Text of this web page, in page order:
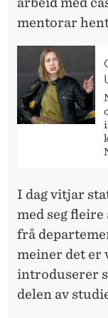
mentorar
I dag vitjar
med seg
frå
meiner det er
introduserer
delen av